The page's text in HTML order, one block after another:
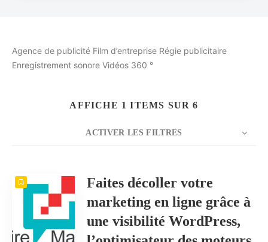
Agence de publicité Film d’entreprise Régie publicitaire
Enregistrement sonore Vidéos 360 °
AFFICHE 1 ITEMS SUR 6
ACTIVER LES FILTRES
Faites décoller votre
marketing en ligne grâce à
une visibilité WordPress,